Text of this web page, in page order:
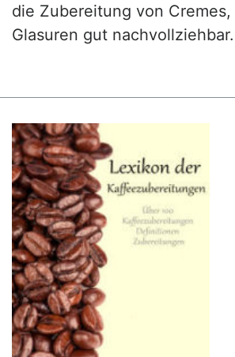
die Zubereitung von
Glasuren gut nachvollziehbar.